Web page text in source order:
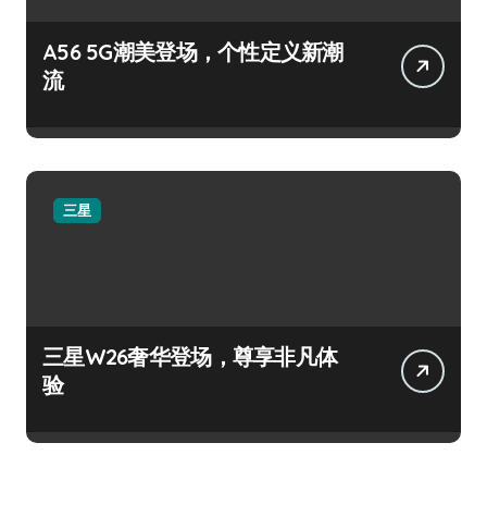
A56 5G潮美登场，个性定义新潮
流
三星
三星W26奢华登场，尊享非凡体
验